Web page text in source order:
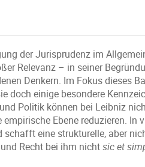
der Jurisprudenz im
Relevanz – in seiner
Denkern. Im Fokus dieses
doch einige besondere
Politik können bei Leibniz
Ebene reduzieren. In
eine strukturelle, aber
Recht bei ihm nichtsic et